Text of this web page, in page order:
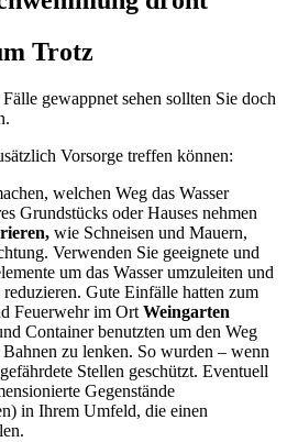
Trotz
gewappnet sehen sollten Sie doch
Vorsorge treffen können:
welchen Weg das Wasser
Grundstücks oder Hauses nehmen
wie Schneisen und Mauern,
Verwenden Sie geeignete und
um das Wasser umzuleiten und
Gute Einfälle hatten zum
Feuerwehr im Ort Weingarten
Container benutzten um den Weg
Bahnen zu lenken. So wurden – wenn
Stellen geschützt. Eventuell
Gegenstände
in Ihrem Umfeld, die einen